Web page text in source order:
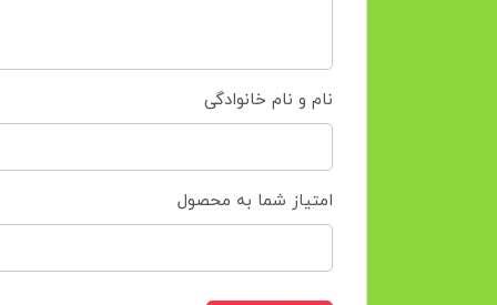
نام و نام خانوادگی
امتیاز شما به محصول